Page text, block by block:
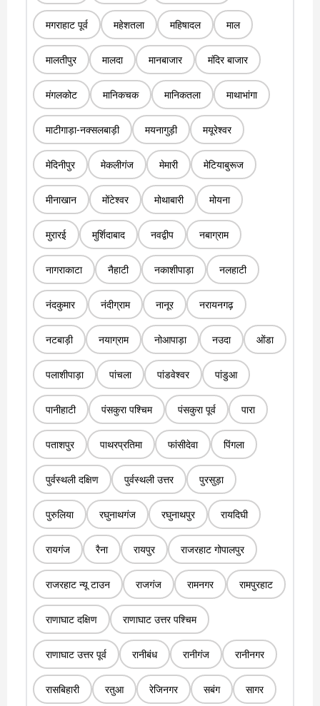
मगराहाट पूर्व महेशतला महिषादल माल
मालतीपुर मालदा मानबाजार मंदिर बाजार
मंगलकोट मानिकचक मानिकतला माथाभांगा
माटीगाड़ा-नक्सलबाड़ी मयनागुड़ी मयूरेश्वर
मेदिनीपुर मेकलीगंज मेमारी मेटियाबुरूज
मीनाखान मोंटेश्वर मोथाबारी मोयना
मुरारई मुर्शिदाबाद नवद्वीप नबाग्राम
नागराकाटा नैहाटी नकाशीपाड़ा नलहाटी
नंदकुमार नंदीग्राम नानूर नरायनगढ़
नटबाड़ी नयाग्राम नोआपाड़ा नउदा ओंडा
पलाशीपाड़ा पांचला पांडवेश्वर पांडुआ
पानीहाटी पंसकुरा पश्चिम पंसकुरा पूर्व पारा
पताशपुर पाथरप्रतिमा फांसीदेवा पिंगला
पुर्वस्थली दक्षिण पुर्वस्थली उत्तर पुरसुड़ा
पुरुलिया रघुनाथगंज रघुनाथपुर रायदिघी
रायगंज रैना रायपुर राजरहाट गोपालपुर
राजरहाट न्यू टाउन राजगंज रामनगर रामपुरहाट
राणाघाट दक्षिण राणाघाट उत्तर पश्चिम
राणाघाट उत्तर पूर्व रानीबंध रानीगंज रानीनगर
रासबिहारी रतुआ रेजिनगर सबंग सागर